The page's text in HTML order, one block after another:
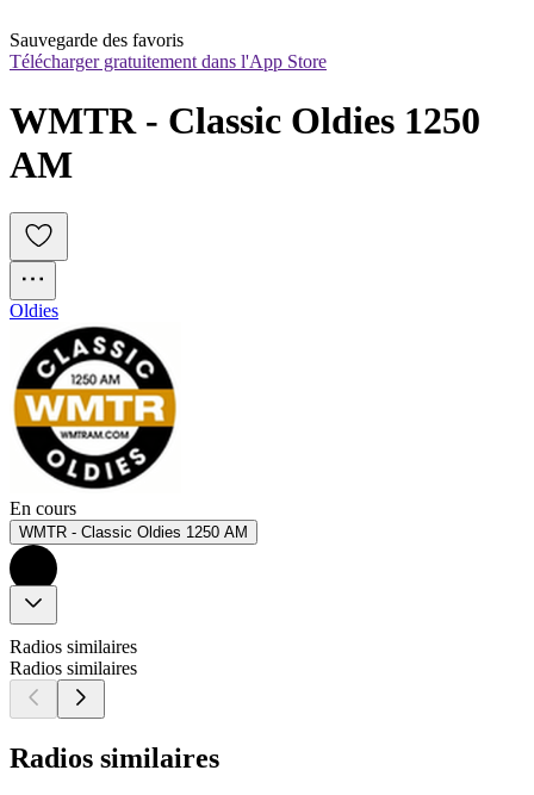
Sauvegarde des favoris
Télécharger gratuitement dans l'App Store
WMTR - Classic Oldies 1250
AM
Oldies
En cours
WMTR - Classic Oldies 1250 AM
Radios similaires
Radios similaires
Radios similaires